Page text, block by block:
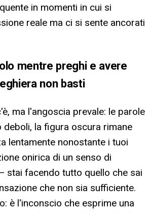
in momenti in cui si
reale ma ci si sente ancorati
mentre preghi e avere
non basti
ma l'angoscia prevale: le parole
la figura oscura rimane
lentamente nonostante i tuoi
onirica di un senso di
stai facendo tutto quello che sai
che non sia sufficiente.
è l'inconscio che esprime una